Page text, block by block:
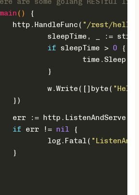
main ()
{
	http.HandleFunc(
"/rest/hello"
sleepTime, _ :=
if sleepTime > 0 {
		}
		w.Write([]
byte (
	})
	err := http.ListenAndServe(
if err != nil {
		log.Fatal(
	}